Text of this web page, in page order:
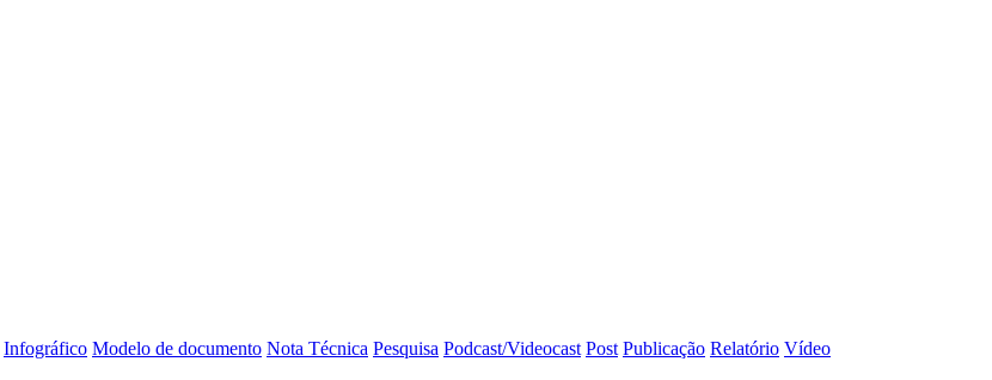
Infográfico Modelo de documento Nota Técnica Pesquisa Podcast/Videocast Post Publicação Relatório Vídeo